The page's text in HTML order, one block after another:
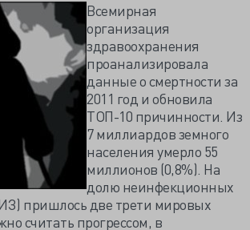
Всемирная
организация
здравоохранения
проанализировала
данные о смертности за
2011 год и обновила
ТОП-10 причинности. Из
7 миллиардов земного
населения умерло 55
миллионов (0,8%). На
долю неинфекционных
пришлось две трети мировых
считать прогрессом, в